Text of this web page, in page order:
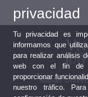
Máster
privacidad
Tu privacidad es
informamos que
para realizar análisis
web con el fin de
proporcionar
nuestro tráfico.